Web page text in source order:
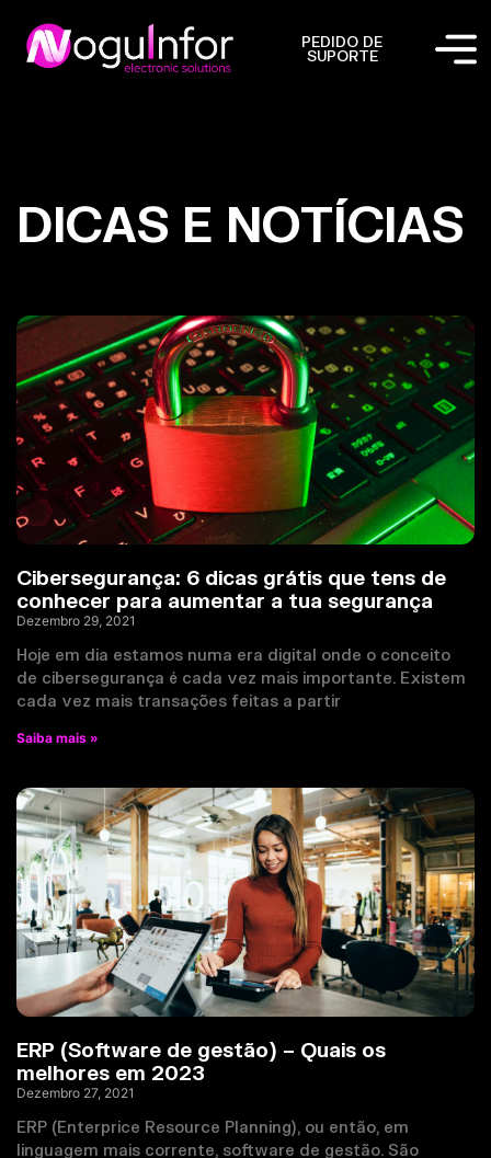
PEDIDO DE
SUPORTE
DICAS E NOTÍCIAS
Cibersegurança: 6 dicas grátis que tens de
conhecer para aumentar a tua segurança
Dezembro 29, 2021
Hoje em dia estamos numa era digital onde o conceito
de cibersegurança é cada vez mais importante. Existem
cada vez mais transações feitas a partir
Saiba mais »
ERP (Software de gestão) – Quais os
melhores em 2023
Dezembro 27, 2021
ERP (Enterprice Resource Planning), ou então, em
linguagem mais corrente, software de gestão. São